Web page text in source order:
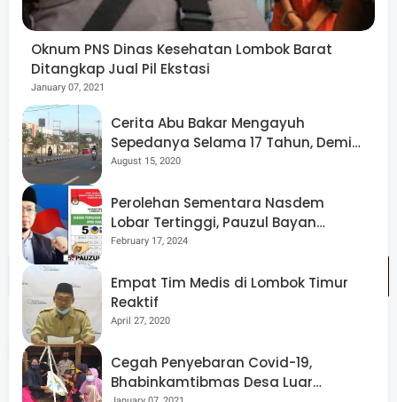
Pertamina juga mengajak masyarakat untuk dapat
menggunakan Elpiji sesuai peruntukannya, dimana Elpiji
3 kg merupakan produk subsidi yang ditujukan khusus
masyarakat yang kurang mampu. Serta menggunakan
Elpiji NonSubsidi (Brightgas) bagi masyarakat yang
mampu . (**)
Tags Ekonomi
Lombok Tengah Lombok Timur Mataram
Oknum PNS Dinas Kesehatan Lombok Barat
Ditangkap Jual Pil Ekstasi
January 07, 2021
Cerita Abu Bakar Mengayuh
Sepedanya Selama 17 Tahun, Demi
Menggelorakan Kemerdekaan
August 15, 2020
Perolehan Sementara Nasdem
Lobar Tertinggi, Pauzul Bayan
Berpeluang “Rebut” Kursi Dapil 3
February 17, 2024
Empat Tim Medis di Lombok Timur
Reaktif
April 27, 2020
Cegah Penyebaran Covid-19,
Bhabinkamtibmas Desa Luar